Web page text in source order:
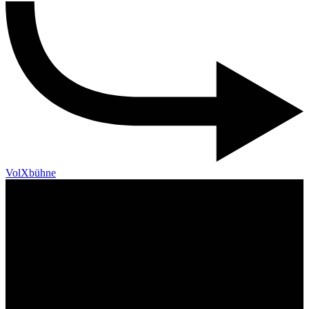
VolXbühne